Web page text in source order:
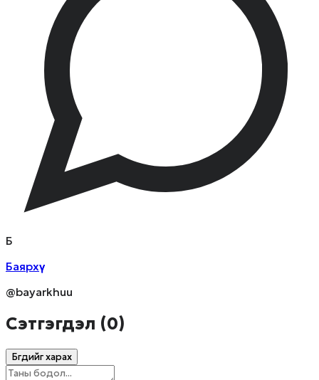
Б
Баярхүү
@bayarkhuu
Сэтгэгдэл (0)
Бүгдийг харах